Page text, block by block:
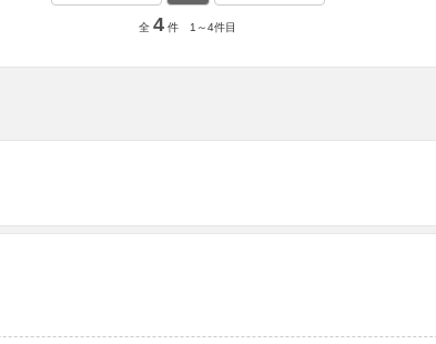
全 4 件 1～4件目